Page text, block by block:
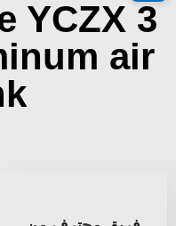
YCZX 3
air